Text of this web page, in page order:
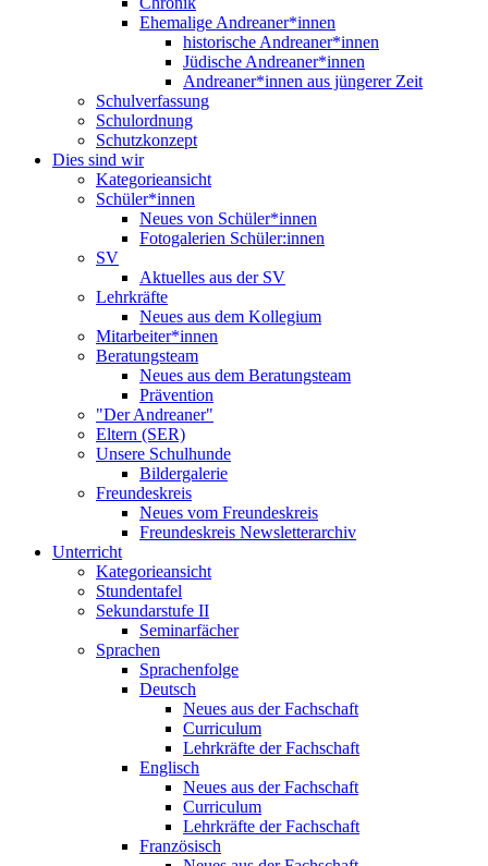
Ehemalige Andreaner*innen
historische Andreaner*innen
Jüdische Andreaner*innen
Andreaner*innen aus jüngerer Zeit
Schulverfassung
Schulordnung
Schutzkonzept
Dies sind wir
Kategorieansicht
Schüler*innen
Neues von Schüler*innen
Fotogalerien Schüler:innen
SV
Aktuelles aus der SV
Lehrkräfte
Neues aus dem Kollegium
Mitarbeiter*innen
Beratungsteam
Neues aus dem Beratungsteam
Prävention
"Der Andreaner"
Eltern (SER)
Unsere Schulhunde
Bildergalerie
Freundeskreis
Neues vom Freundeskreis
Freundeskreis Newsletterarchiv
Unterricht
Kategorieansicht
Stundentafel
Sekundarstufe II
Seminarfächer
Sprachen
Sprachenfolge
Deutsch
Neues aus der Fachschaft
Curriculum
Lehrkräfte der Fachschaft
Englisch
Neues aus der Fachschaft
Curriculum
Lehrkräfte der Fachschaft
Französisch